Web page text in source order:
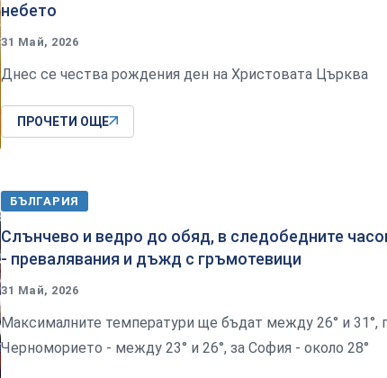
небето
31 Май, 2026
Днес се чества рождения ден на Христовата Църква
ПРОЧЕТИ ОЩЕ
БЪЛГАРИЯ
Слънчево и ведро до обяд, в следобедните
- превалявания и дъжд с гръмотевици
31 Май, 2026
Максималните температури ще бъдат между 26° и 31°,
Черноморието - между 23° и 26°, за София - около 28°